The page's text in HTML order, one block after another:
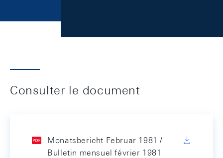
Consulter le document
Monatsbericht Februar 1981 /
Bulletin mensuel février 1981